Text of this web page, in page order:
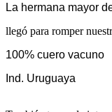
La hermana mayor
llegó para romper
100% cuero vacuno
Ind. Uruguaya